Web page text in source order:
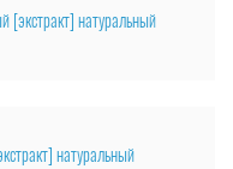
[экстракт] натуральный
натуральный